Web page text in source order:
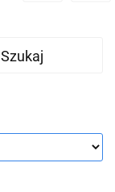
Szukaj